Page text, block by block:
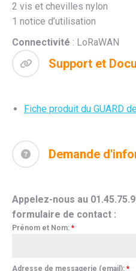
2 vis et chevilles nylon
1 notice d’utilisation
Connectivité : LoRaWAN
Support et
Fiche produit du GUARD
Demande
Appelez-nous au
formulaire de contact :
Prénom et Nom: *
Adresse de messagerie (email): *